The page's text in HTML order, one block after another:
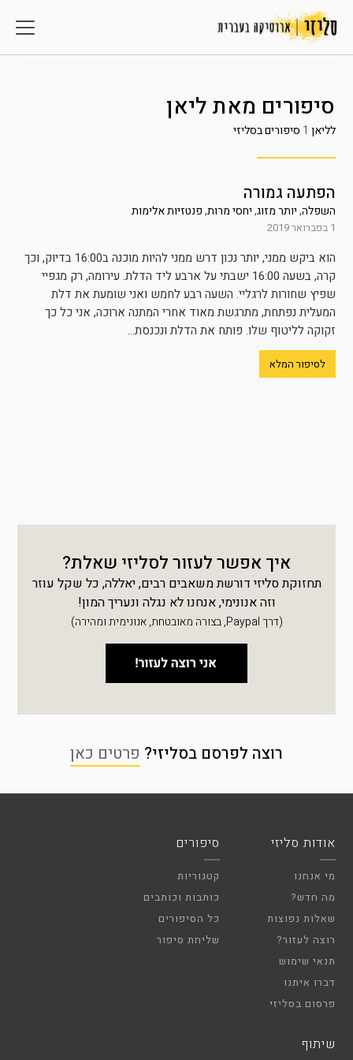
סיפורים מאתליאן
לליאן 1 סיפורים בסליזי
הפתעה גמורה
השפלה,יותר מזוג,יחסי מרות,פנטזיות אלימות
1 בפברואר 2019
הוא ביקש ממני, יותר נכון דרש ממני להיות מוכנה ב16:00 בדיוק, וכך
קרה, בשעה 16:00 ישבתי על ארבע ליד הדלת. עירומה, רק מגפיי
שפיץ שחורות לרגליי. השעה רבע לחמש ואני שומעת את דלת
המעלית נפתחת, מתרגשת מאוד אחרי המתנה ארוכה, אני כל כך
זקוקה לליטוף שלו. פותח את הדלת ונכנסת...
לסיפור המלא
איך אפשר לעזור לסליזי שאלת?
תחזוקת סליזי דורשת משאבים רבים, יאללה, כל שקל עוזר
וזה אנונימי, אנחנו לא נגלה ונעריך המון!
(דרך Paypal, בצורה מאובטחת, אנונימית ומהירה)
רוצה לפרסם בסליזי? פרטים כאן
אודות סליזי
מי אנחנו
מה חדש?
שאלות נפוצות
רוצה לעזור?
תנאי שימוש
דברו איתנו
פרסום בסליזי
סיפורים
קטגוריות
כותבות וכותבים
כל הסיפורים
שליחת סיפור
שיתוף